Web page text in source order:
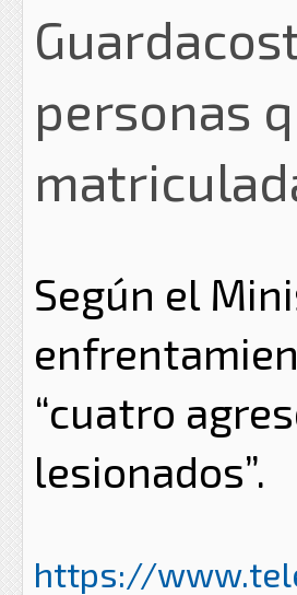
personas
Según el
“cuatro
lesionados”.
https://